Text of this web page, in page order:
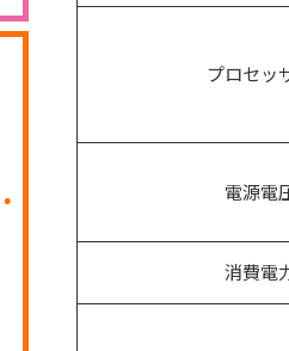
プロセッ
電源電
消費電